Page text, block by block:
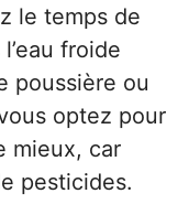
le temps de
froide
poussière ou
optez pour
mieux, car
pesticides.